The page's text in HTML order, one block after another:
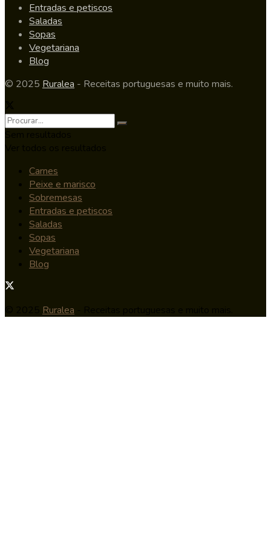
Entradas e petiscos
Saladas
Sopas
Vegetariana
Blog
© 2025 Ruralea - Receitas portuguesas e muito mais.
Carnes
Peixe e marisco
Sobremesas
Entradas e petiscos
Saladas
Sopas
Vegetariana
Blog
Ruralea